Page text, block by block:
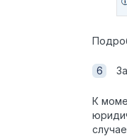
К